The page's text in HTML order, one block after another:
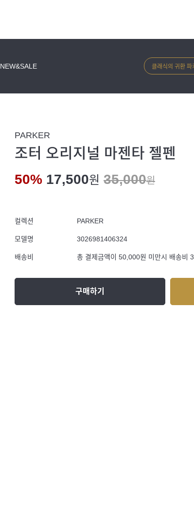
NEW&SALE
PARKER
조터 오리지널 마젠타 젤펜
50% 17,500원 35,000원
컬렉션 PARKER
모델명 3026981406324
배송비 총 결제금액이 50,000원 미만시 배송비
구매하기